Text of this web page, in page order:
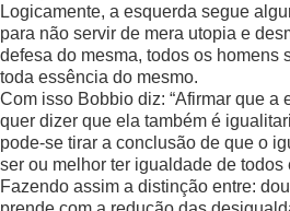
Logicamente, a esquerda segue
para não servir de mera utopia e
defesa do mesma, todos os homens
toda essência do mesmo.
Com isso Bobbio diz: “Afirmar que a
quer dizer que ela também é
pode-se tirar a conclusão de que o
ser ou melhor ter igualdade de todos
Fazendo assim a distinção entre: